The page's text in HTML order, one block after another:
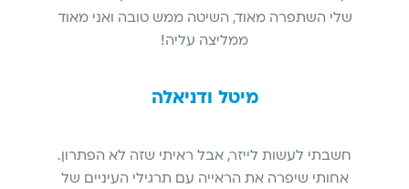
שלי השתפרה מאוד, השיטה ממש טובה ואני מאוד
ממליצה עליה!
מיטל ודניאלה
חשבתי לעשות לייזר, אבל ראיתי שזה לא הפתרון.
אחותי שיפרה את הראייה עם תרגילי העיניים של